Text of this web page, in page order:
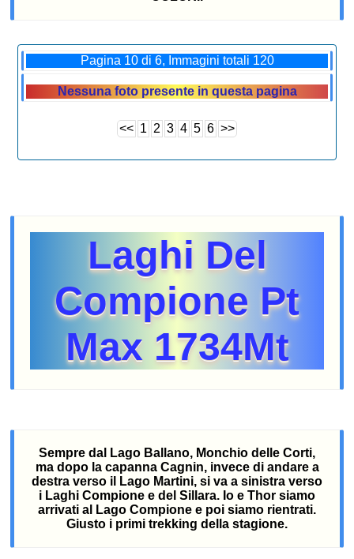
Pagina 10 di 6, Immagini totali 120
Nessuna foto presente in questa pagina
<< 1 2 3 4 5 6 >>
Laghi Del
Compione Pt
Max 1734Mt
Sempre dal Lago Ballano, Monchio delle Corti,
ma dopo la capanna Cagnin, invece di andare a
destra verso il Lago Martini, si va a sinistra verso
i Laghi Compione e del Sillara. Io e Thor siamo
arrivati al Lago Compione e poi siamo rientrati.
Giusto i primi trekking della stagione.